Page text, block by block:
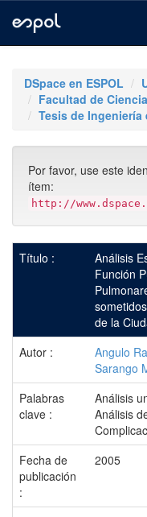
navigationDSpace en ESPOL
Facultad de
Tesis de
Por favor, use este
ítem:
http://
Título :
Análisis
Función
de la
Autor :
Angulo
Sarango
Palabras
clave :
Análisis
Análisis
Fecha de
publicación
:
2005